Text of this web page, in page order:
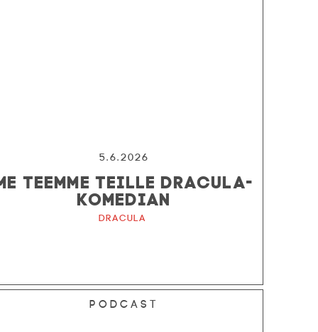
5.6.2026
TEEMME TEILLE DRACULA-
KOMEDIAN
Dracula
Podcast